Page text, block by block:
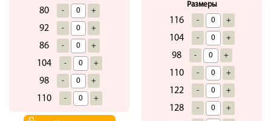
80 - +
92 - +
86 - +
104 - +
98 - +
110 - +
Размеры
116 - +
104 - +
98 - +
110 - +
122 - +
128 - +